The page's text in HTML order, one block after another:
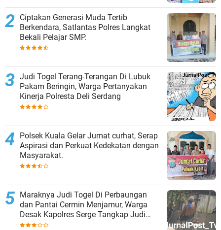
Ciptakan Generasi Muda Tertib
Berkendara, Satlantas Polres Langkat
Bekali Pelajar SMP.
Judi Togel Terang-Terangan Di Lubuk
Pakam Beringin, Warga Pertanyakan
Kinerja Polresta Deli Serdang
Polsek Kuala Gelar Jumat curhat, Serap
Aspirasi dan Perkuat Kedekatan dengan
Masyarakat.
Maraknya Judi Togel Di Perbaungan
dan Pantai Cermin Menjamur, Warga
Desak Kapolres Serge Tangkap Judi
Togel